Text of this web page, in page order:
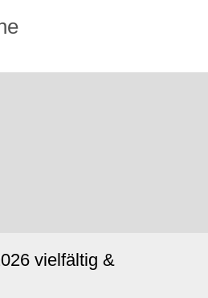
vielfältig &